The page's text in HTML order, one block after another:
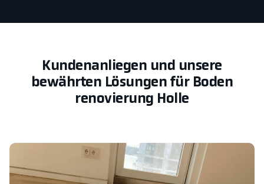
Kundenanliegen und unsere
bewährten Lösungen für Boden
renovierung Holle